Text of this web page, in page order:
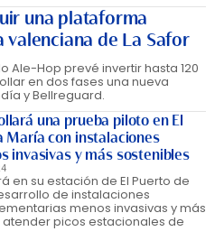
una plataforma
de La Safor
Ale-Hop prevé invertir hasta 120
en dos fases una nueva
y Bellreguard.
una prueba piloto en El
María con instalaciones
invasivas y más sostenibles
en su estación de El Puerto de
de instalaciones
menos invasivas y más
picos estacionales de